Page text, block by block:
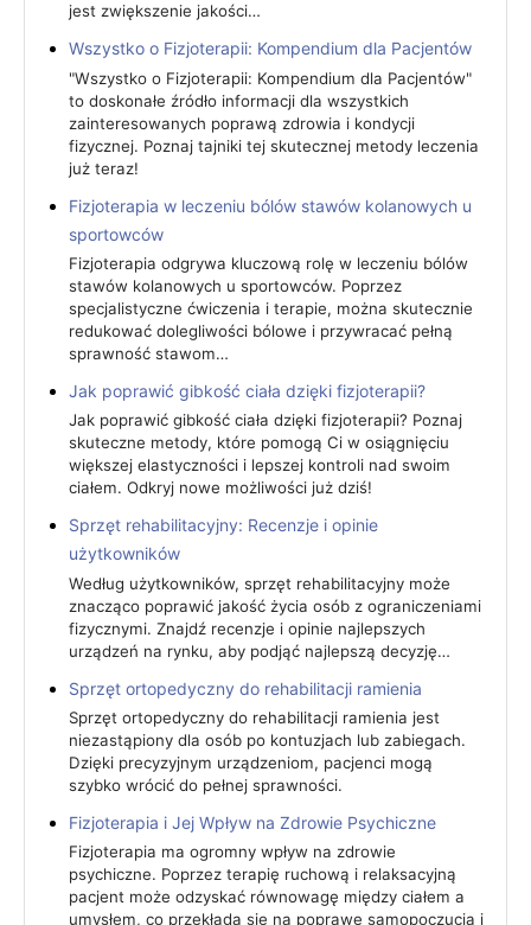
jest zwiększenie jakości…
Wszystko o Fizjoterapii: Kompendium dla Pacjentów
"Wszystko o Fizjoterapii: Kompendium dla Pacjentów"
to doskonałe źródło informacji dla wszystkich
zainteresowanych poprawą zdrowia i kondycji
fizycznej. Poznaj tajniki tej skutecznej metody leczenia
już teraz!
Fizjoterapia w leczeniu bólów stawów kolanowych u
sportowców
Fizjoterapia odgrywa kluczową rolę w leczeniu bólów
stawów kolanowych u sportowców. Poprzez
specjalistyczne ćwiczenia i terapie, można skutecznie
redukować dolegliwości bólowe i przywracać pełną
sprawność stawom…
Jak poprawić gibkość ciała dzięki fizjoterapii?
Jak poprawić gibkość ciała dzięki fizjoterapii? Poznaj
skuteczne metody, które pomogą Ci w osiągnięciu
większej elastyczności i lepszej kontroli nad swoim
ciałem. Odkryj nowe możliwości już dziś!
Sprzęt rehabilitacyjny: Recenzje i opinie
użytkowników
Według użytkowników, sprzęt rehabilitacyjny może
znacząco poprawić jakość życia osób z ograniczeniami
fizycznymi. Znajdź recenzje i opinie najlepszych
urządzeń na rynku, aby podjąć najlepszą decyzję…
Sprzęt ortopedyczny do rehabilitacji ramienia
Sprzęt ortopedyczny do rehabilitacji ramienia jest
niezastąpiony dla osób po kontuzjach lub zabiegach.
Dzięki precyzyjnym urządzeniom, pacjenci mogą
szybko wrócić do pełnej sprawności.
Fizjoterapia i Jej Wpływ na Zdrowie Psychiczne
Fizjoterapia ma ogromny wpływ na zdrowie
psychiczne. Poprzez terapię ruchową i relaksacyjną
pacjent może odzyskać równowagę między ciałem a
umysłem, co przekłada się na poprawę samopoczucia i